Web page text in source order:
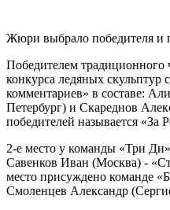
Жюри выбрало победителя и
Победителем традиционного
конкурса ледяных скульптур
комментариев» в составе:
Петербург) и Скареднов
победителей называется «За
2-е место у команды «Три
Савенков Иван (Москва) -
место присуждено команде
Смоленцев Александр